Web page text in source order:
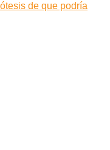
de que podría